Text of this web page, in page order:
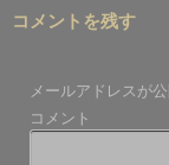
ナ
ゲ
ー
コメントを残す
メールアドレスが
コメント